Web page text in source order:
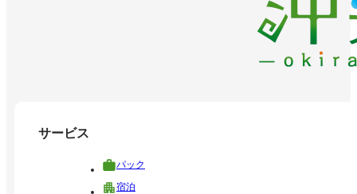
サービス
パック
宿泊